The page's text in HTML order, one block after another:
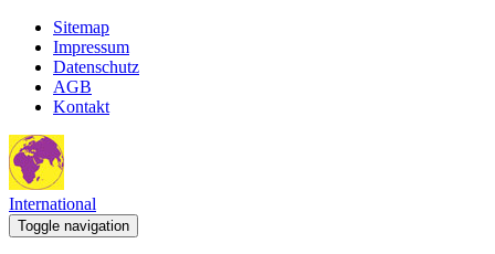
Sitemap
Impressum
Datenschutz
AGB
Kontakt
International
Toggle navigation